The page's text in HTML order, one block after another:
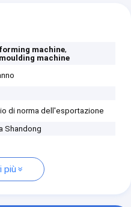
machine,
machine
di norma dell'esportazione
Shandong
più